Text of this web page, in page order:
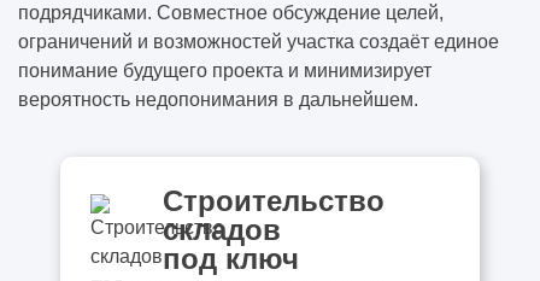
подрядчиками. Совместное обсуждение целей,
ограничений и возможностей участка создаёт единое
понимание будущего проекта и минимизирует
вероятность недопонимания в дальнейшем.
Строительство
складов
под ключ